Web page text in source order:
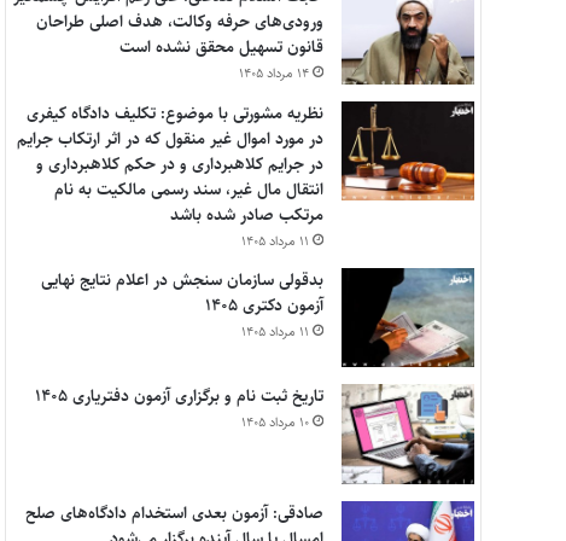
ورودی‌های حرفه وکالت، هدف اصلی طراحان
قانون تسهیل محقق نشده است
۱۴ مرداد ۱۴۰۵
نظریه مشورتی با موضوع: تکلیف دادگاه کیفری
در مورد اموال غیر منقول که در اثر ارتکاب جرایم
در جرایم کلاهبرداری و در حکم کلاهبرداری و
انتقال مال غیر، سند رسمی مالکیت به نام
مرتکب صادر شده باشد
۱۱ مرداد ۱۴۰۵
بدقولی سازمان سنجش در اعلام نتایج نهایی
آزمون دکتری ۱۴۰۵
۱۱ مرداد ۱۴۰۵
تاریخ ثبت نام و برگزاری آزمون دفتریاری ۱۴۰۵
۱۰ مرداد ۱۴۰۵
صادقی: آزمون بعدی استخدام دادگاه‌های صلح